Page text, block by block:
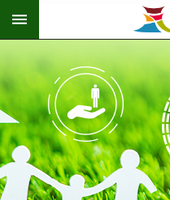
跳到主要內容區塊